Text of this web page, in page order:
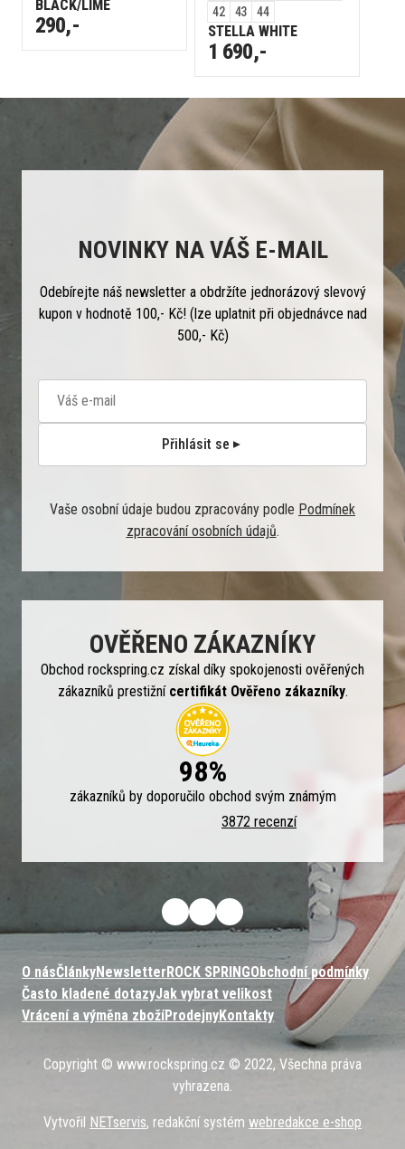
BLACK/LIME
290,-
42
43 44
STELLA WHITE
1 690,-
NOVINKY NA VÁŠ E-MAIL
Odebírejte náš newsletter a obdržíte jednorázový slevový
kupon v hodnotě 100,- Kč! (lze uplatnit při objednávce nad
500,- Kč)
Přihlásit se
Vaše osobní údaje budou zpracovány podle Podmínek
zpracování osobních údajů.
OVĚŘENO ZÁKAZNÍKY
Obchod rockspring.cz získal díky spokojenosti ověřených
zákazníků prestižní certifikát Ověřeno zákazníky.
98%
zákazníků by doporučilo obchod svým známým
3872 recenzí
O násČlánkyNewsletterROCK SPRINGObchodní podmínky
Často kladené dotazyJak vybrat velikost
Vrácení a výměna zbožíProdejnyKontakty
Copyright © www.rockspring.cz © 2022, Všechna práva
vyhrazena.
Vytvořil NETservis, redakční systém webredakce e-shop